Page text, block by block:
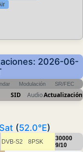
2026-06-
Modulación SR/FEC
SID AudioActualización
(52.0°E)
DVB-S2 8PSK
30000
9/10